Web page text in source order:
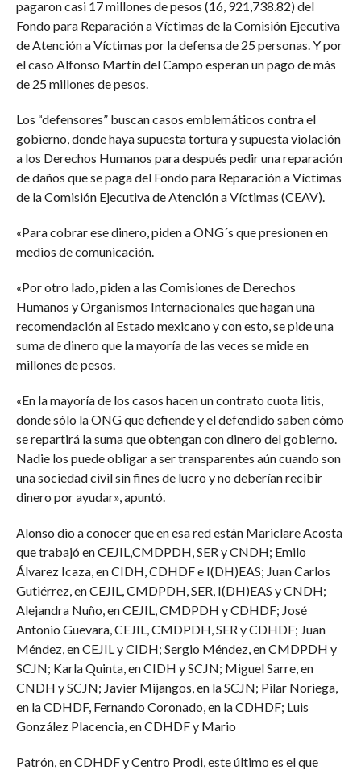
pagaron casi 17 millones de pesos (16, 921,738.82) del
Fondo para Reparación a Víctimas de la Comisión Ejecutiva
de Atención a Víctimas por la defensa de 25 personas. Y por
el caso Alfonso Martín del Campo esperan un pago de más
de 25 millones de pesos.
Los “defensores” buscan casos emblemáticos contra el
gobierno, donde haya supuesta tortura y supuesta violación
a los Derechos Humanos para después pedir una reparación
de daños que se paga del Fondo para Reparación a Víctimas
de la Comisión Ejecutiva de Atención a Víctimas (CEAV).
«Para cobrar ese dinero, piden a ONG´s que presionen en
medios de comunicación.
«Por otro lado, piden a las Comisiones de Derechos
Humanos y Organismos Internacionales que hagan una
recomendación al Estado mexicano y con esto, se pide una
suma de dinero que la mayoría de las veces se mide en
millones de pesos.
«En la mayoría de los casos hacen un contrato cuota litis,
donde sólo la ONG que defiende y el defendido saben cómo
se repartirá la suma que obtengan con dinero del gobierno.
Nadie los puede obligar a ser transparentes aún cuando son
una sociedad civil sin fines de lucro y no deberían recibir
dinero por ayudar», apuntó.
Alonso dio a conocer que en esa red están Mariclare Acosta
que trabajó en CEJIL,CMDPDH, SER y CNDH; Emilo
Álvarez Icaza, en CIDH, CDHDF e I(DH)EAS; Juan Carlos
Gutiérrez, en CEJIL, CMDPDH, SER, I(DH)EAS y CNDH;
Alejandra Nuño, en CEJIL, CMDPDH y CDHDF; José
Antonio Guevara, CEJIL, CMDPDH, SER y CDHDF; Juan
Méndez, en CEJIL y CIDH; Sergio Méndez, en CMDPDH y
SCJN; Karla Quinta, en CIDH y SCJN; Miguel Sarre, en
CNDH y SCJN; Javier Mijangos, en la SCJN; Pilar Noriega,
en la CDHDF, Fernando Coronado, en la CDHDF; Luis
González Placencia, en CDHDF y Mario
Patrón, en CDHDF y Centro Prodi, este último es el que